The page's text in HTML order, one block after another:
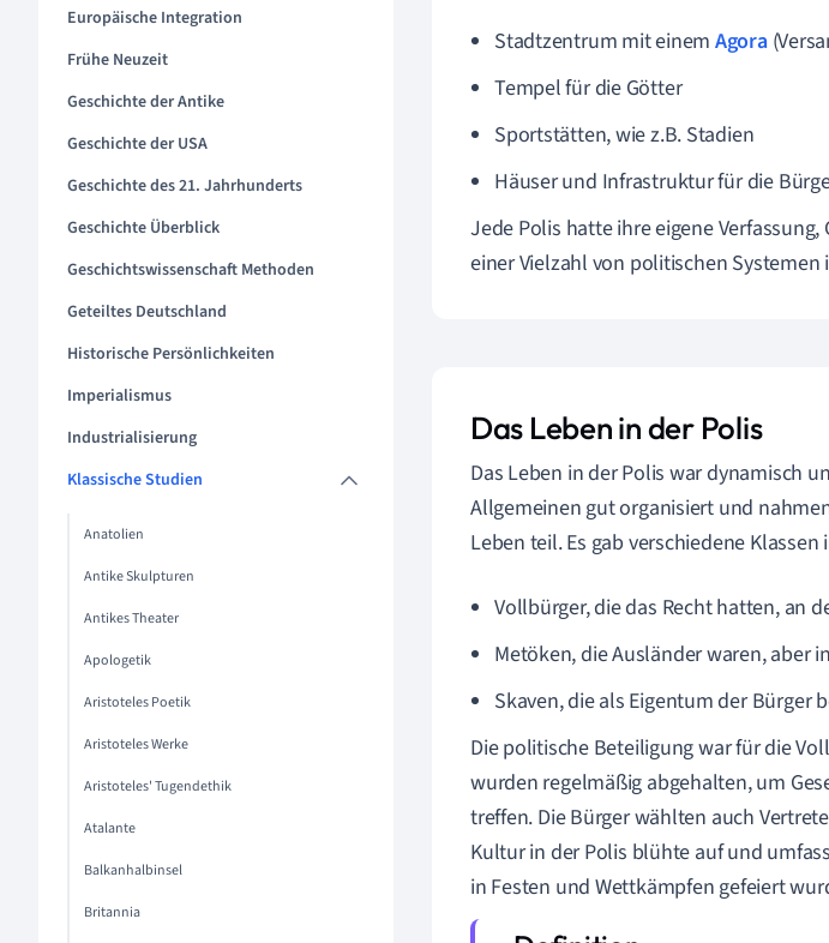
Europäische Integration
Frühe Neuzeit
Geschichte der Antike
Geschichte der USA
Geschichte des 21. Jahrhunderts
Geschichte Überblick
Geschichtswissenschaft Methoden
Geteiltes Deutschland
Historische Persönlichkeiten
Imperialismus
Industrialisierung
Klassische Studien
Anatolien
Antike Skulpturen
Antikes Theater
Apologetik
Aristoteles Poetik
Aristoteles Werke
Aristoteles' Tugendethik
Atalante
Balkanhalbinsel
Britannia
Stadtzentrum mit einem Agora
Tempel für die Götter
Sportstätten, wie z.B. Stadien
Häuser und Infrastruktur für die
Jede Polis hatte ihre eigene
einer Vielzahl von politischen
Das Leben in der Polis
Das Leben in der Polis war dynamisch
Allgemeinen gut organisiert und
Leben teil. Es gab verschiedene
Vollbürger, die das Recht hatten, an
Metöken, die Ausländer waren, aber
Skaven, die als Eigentum der Bürger
Die politische Beteiligung war für die
wurden regelmäßig abgehalten, um
treffen. Die Bürger wählten auch
Kultur in der Polis blühte auf und
in Festen und Wettkämpfen gefeiert